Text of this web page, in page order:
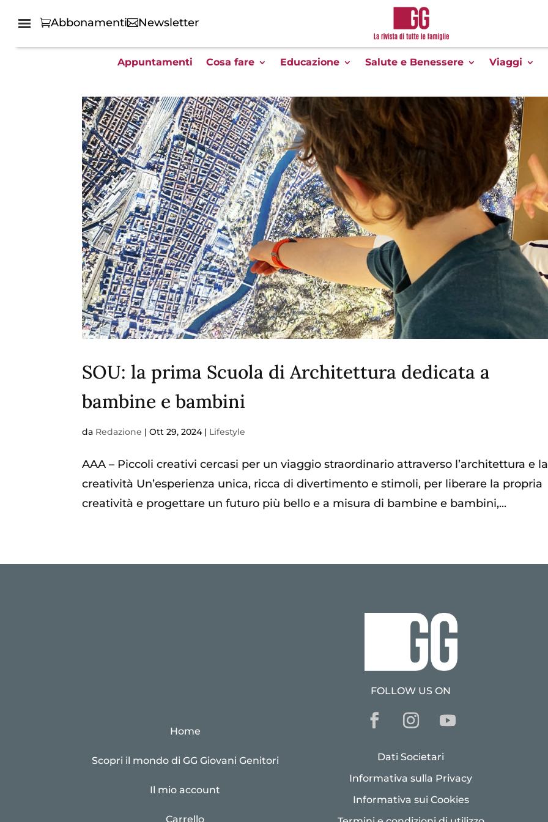
Abbonamenti Newsletter
Appuntamenti Cosa fare Educazione Salute e Benessere Viaggi
SOU: la prima Scuola di Architettura dedicata a
bambine e bambini
da Redazione |Ott 29, 2024| Lifestyle
AAA – Piccoli creativi cercasi per un viaggio straordinario attraverso l’architettura e la
creatività Un’esperienza unica, ricca di divertimento e stimoli, per liberare la propria
creatività e progettare un futuro più bello e a misura di bambine e bambini,...
Home
Scopri il mondo di GG Giovani Genitori
Il mio account
Carrello
FOLLOW US ON
Dati Societari
Informativa sulla Privacy
Informativa sui Cookies